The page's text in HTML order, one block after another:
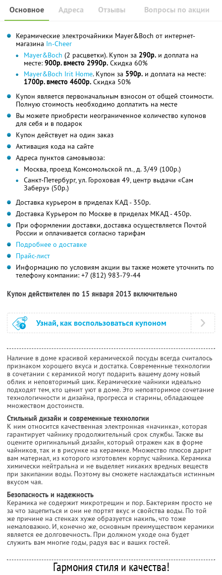
Основное Отзывы Вопросы по акции
Адреса
Керамические электрочайники Mayer&Boch от интернет-
магазина In-Cheer
Mayer&Boch (2 расцветки). Купон за 290р. и доплата на
месте: 900р. вместо 2990р. Скидка 60%
Mayer&Boch Irit Home. Купон за 590р. и доплата на месте:
1700р. вместо 4600р. Скидка 50%
Купон является первоначальным взносом от общей стоимости.
Полную стоимость необходимо доплатить на месте
Вы можете приобрести неограниченное количество купонов
для себя и в подарок
Купон действует на один заказ
Активация кода на сайте
Адреса пунктов самовывоза:
Москва, проезд Комсомольской пл., д. 3/49 (100р.)
Санкт-Петербург, ул. Гороховая 49, центр выдачи «Сам
Заберу» (50р.)
Доставка курьером в приделах КАД - 350р.
Доставка Курьером по Москве в приделах МКАД - 450р.
При оформлении доставки, доставка осуществляется Почтой
России и оплачивается согласно тарифам
Подробнее о доставке
Прайс-лист
Информацию по условиям акции вы также можете уточнить по
телефону компании: +7 (812) 983-79-44
Купон действителен по 15 января 2013 включительно
Узнай, как воспользоваться купоном
Наличие в доме красивой керамической посуды всегда считалось
признаком хорошего вкуса и достатка. Современные технологии
в сочетании с керамикой могут подарить вашему дому новый
облик и неповторимый шик. Керамические чайники идеально
подходят тем, кто ценит уют в доме. Это неповторимое сочетание
технологичности и дизайна, прогресса и старины, обладающее
множеством достоинств.
Стильный дизайн и современные технологии
К ним относится качественная электронная «начинка», которая
гарантирует чайнику продолжительный срок службы. Также вы
оцените оригинальный дизайн, который отражен как в форме
чайников, так и в рисунке на керамике. Множество плюсов дарит
вам материал, из которого изготовлен корпус чайника. Керамика
химически нейтральна и не выделяет никаких вредных веществ
при закипании воды. Поэтому вы сможете наслаждаться истинным
вкусом чая.
Безопасность и надежность
Керамика не содержит микротрещин и пор. Бактериям просто не
за что зацепиться и они не портят вкус и свойства воды. По той
же причине на стенках хуже образуется накипь, что тоже
немаловажно. И, конечно же, основным преимуществом керамики
является ее долговечность. При должном уходе она будет
служить вам многие годы, радуя вас и ваших гостей.
Гармония стиля и качества!